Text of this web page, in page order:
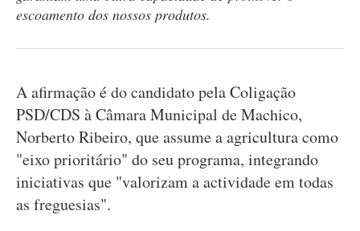
escoamento dos nossos produtos.
A afirmação é do candidato pela Coligação
PSD/CDS à Câmara Municipal de Machico,
Norberto Ribeiro, que assume a agricultura como
"eixo prioritário" do seu programa, integrando
iniciativas que "valorizam a actividade em todas
as freguesias".